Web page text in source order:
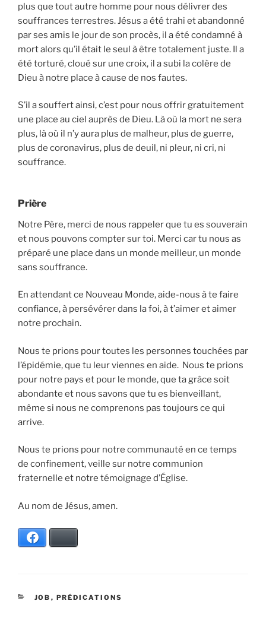
plus que tout autre homme pour nous délivrer des
souffrances terrestres. Jésus a été trahi et abandonné
par ses amis le jour de son procès, il a été condamné à
mort alors qu’il était le seul à être totalement juste. Il a
été torturé, cloué sur une croix, il a subi la colère de
Dieu à notre place à cause de nos fautes.
S’il a souffert ainsi, c’est pour nous offrir gratuitement
une place au ciel auprès de Dieu. Là où la mort ne sera
plus, là où il n’y aura plus de malheur, plus de guerre,
plus de coronavirus, plus de deuil, ni pleur, ni cri, ni
souffrance.
Prière
Notre Père, merci de nous rappeler que tu es souverain
et nous pouvons compter sur toi. Merci car tu nous as
préparé une place dans un monde meilleur, un monde
sans souffrance.
En attendant ce Nouveau Monde, aide-nous à te faire
confiance, à persévérer dans la foi, à t’aimer et aimer
notre prochain.
Nous te prions pour toutes les personnes touchées par
l’épidémie, que tu leur viennes en aide. Nous te prions
pour notre pays et pour le monde, que ta grâce soit
abondante et nous savons que tu es bienveillant,
même si nous ne comprenons pas toujours ce qui
arrive.
Nous te prions pour notre communauté en ce temps
de confinement, veille sur notre communion
fraternelle et notre témoignage d’Église.
Au nom de Jésus, amen.
CATÉGORIES
JOB , PRÉDICATIONS